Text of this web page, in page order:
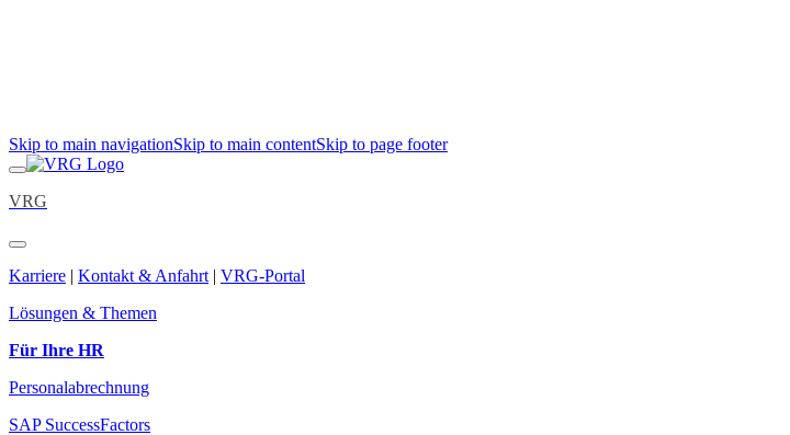
Skip to main navigationSkip to main contentSkip to page footer
VRG
Karriere | Kontakt & Anfahrt | VRG-Portal
Lösungen & Themen
Für Ihre HR
Personalabrechnung
SAP SuccessFactors